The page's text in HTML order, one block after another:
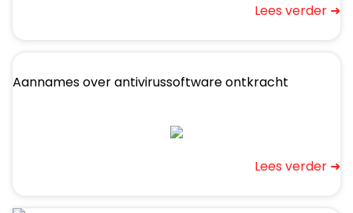
Lees verder ➜
Aannames over antivirussoftware ontkracht
Lees verder ➜